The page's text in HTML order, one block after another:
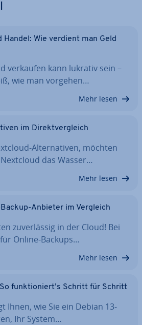
Handel: Wie verdient man Geld
verkaufen kann lukrativ sein –
wie man vorgehen…
Mehr lesen
im Di­rekt­ver­gleich
Al­ter­na­ti­ven, möchten
das Wasser…
Mehr lesen
Anbieter im Vergleich
zu­ver­läs­sig in der Cloud! Bei
Online-Backups…
Mehr lesen
So funk­tio­niert’s Schritt für Schritt
Ihnen, wie Sie ein Debian 13-
Ihr System…